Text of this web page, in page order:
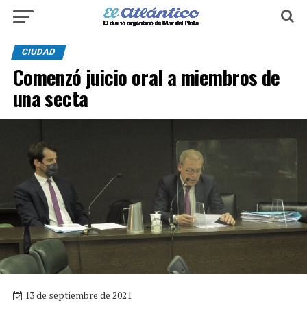
CIUDAD
Comenzó juicio oral a miembros de
una secta
13 de septiembre de 2021